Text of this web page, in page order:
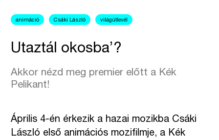
animáció Csáki László világútlevél
Utaztál okosba’?
Akkor nézd meg premier előtt a Kék
Pelikant!
Április 4-én érkezik a hazai mozikba Csáki
László első animációs mozifilmje, a Kék